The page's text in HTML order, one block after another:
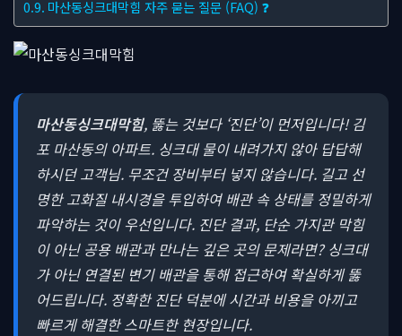
마산동싱크대막힘 자주 묻는 질문 (FAQ) ❓
마산동싱크대막힘, 뚫는 것보다 ‘진단’이 먼저입니다! 김
포 마산동의 아파트. 싱크대 물이 내려가지 않아 답답해
하시던 고객님. 무조건 장비부터 넣지 않습니다. 길고 선
명한 고화질 내시경을 투입하여 배관 속 상태를 정밀하게
파악하는 것이 우선입니다. 진단 결과, 단순 가지관 막힘
이 아닌 공용 배관과 만나는 깊은 곳의 문제라면? 싱크대
가 아닌 연결된 변기 배관을 통해 접근하여 확실하게 뚫
어드립니다. 정확한 진단 덕분에 시간과 비용을 아끼고
빠르게 해결한 스마트한 현장입니다.